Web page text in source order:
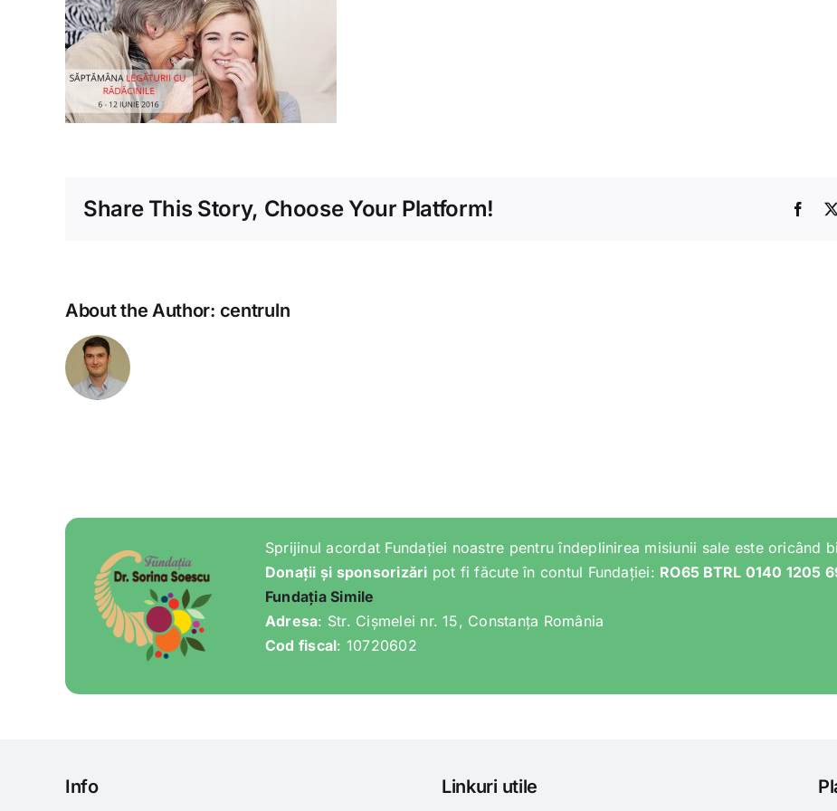
Share This Story, Choose Your Platform!
About the Author: centruln
Sprijinul acordat Fundației noastre pentru îndeplinirea misiunii sale este oricând
Donații și sponsorizări pot fi făcute în contul Fundației: RO65 BTRL 0140 1205
Fundația Simile
Adresa: Str. Cișmelei nr. 15, Constanța România
Cod fiscal: 10720602
Info Linkuri utile